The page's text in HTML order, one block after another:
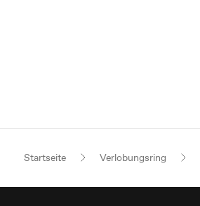
Startseite Verlobungsring